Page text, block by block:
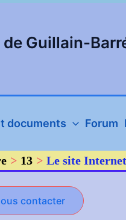
Guillain-
documents Forum
13 Le site
contacter